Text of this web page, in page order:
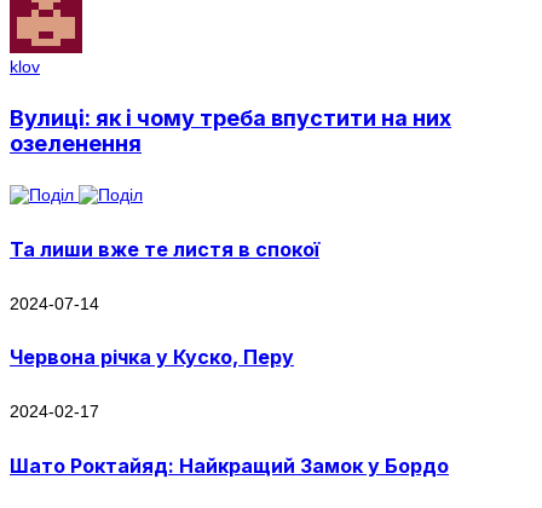
klov
Вулиці: як і чому треба впустити на них
озеленення
Та лиши вже те листя в спокої
2024-07-14
Червона річка у Куско, Перу
2024-02-17
Шато Роктайяд: Найкращий Замок у Бордо